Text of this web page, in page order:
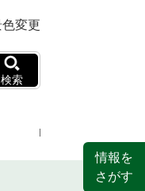
変更
検索
情報を
さがす